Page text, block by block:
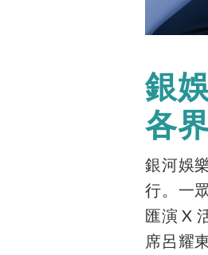
銀
各
銀河娛
行。一
匯演 X
席呂耀